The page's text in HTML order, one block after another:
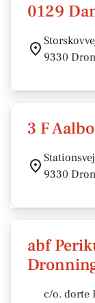
0129
9330
3 F
9330
abf
c/o. dorte